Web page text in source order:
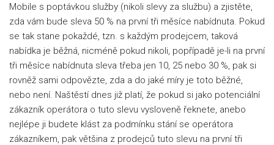
Mobile s poptávkou služby (nikoli slevy za službu) a zjistěte,
zda vám bude sleva 50 % na první tři měsíce nabídnuta. Pokud
se tak stane pokaždé, tzn. s každým prodejcem, taková
nabídka je běžná, nicméně pokud nikoli, popřípadě je-li na první
tři měsíce nabídnuta sleva třeba jen 10, 25 nebo 30 %, pak si
rovněž sami odpovězte, zda a do jaké míry je toto běžné,
nebo není. Naštěstí dnes již platí, že pokud si jako potenciální
zákazník operátora o tuto slevu vysloveně řeknete, anebo
nejlépe ji budete klást za podmínku stání se operátora
zákazníkem, pak většina z prodejců tuto slevu na první tři